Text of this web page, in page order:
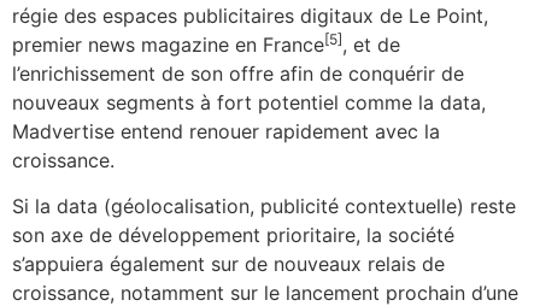
régie des espaces publicitaires digitaux de Le Point,
premier news magazine en France[5], et de
l’enrichissement de son offre afin de conquérir de
nouveaux segments à fort potentiel comme la data,
Madvertise entend renouer rapidement avec la
croissance.
Si la data (géolocalisation, publicité contextuelle) reste
son axe de développement prioritaire, la société
s’appuiera également sur de nouveaux relais de
croissance, notamment sur le lancement prochain d’une